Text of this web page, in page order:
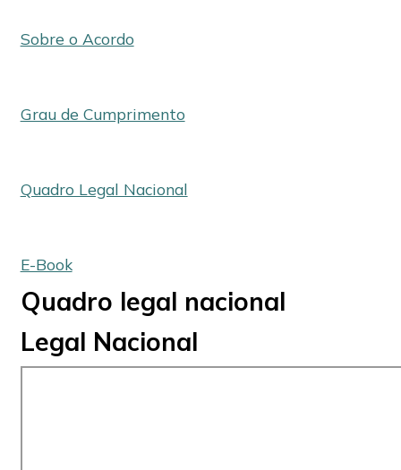
Sobre o Acordo
Grau de Cumprimento
Quadro Legal Nacional
E-Book
Quadro legal nacional
Legal Nacional